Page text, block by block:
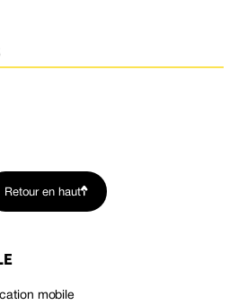
Retour en haut
mobile